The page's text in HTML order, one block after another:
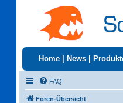
Home News
FAQ
Foren-Übersicht